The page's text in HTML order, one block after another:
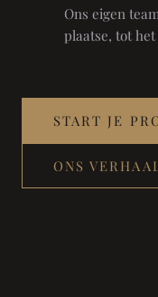
Ons eigen
plaatse, tot
START JE
ONS